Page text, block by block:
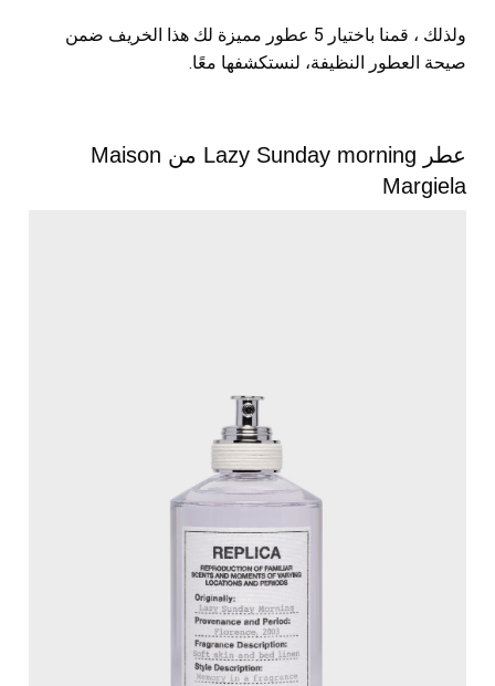
ولذلك ، قمنا باختيار 5 عطور مميزة لك هذا الخريف ضمن
صيحة العطور النظيفة، لنستكشفها معًا.
عطر Lazy Sunday morning من Maison
Margiela